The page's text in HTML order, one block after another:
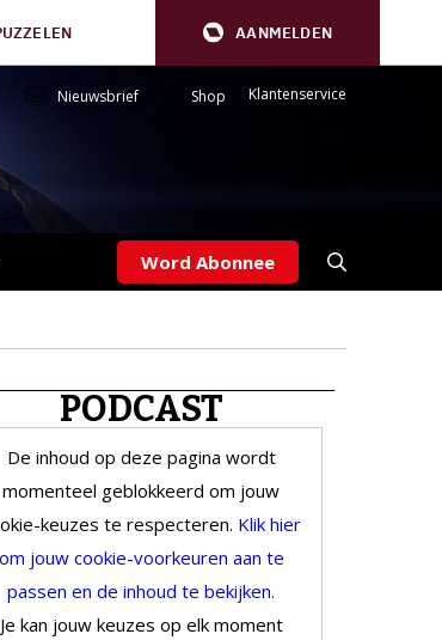
AANMELDEN
Nieuwsbrief Shop Klantenservice
Word Abonnee
PODCAST
De inhoud op deze pagina wordt
momenteel geblokkeerd om jouw
keuzes te respecteren. Klik hier
om jouw cookie-voorkeuren aan te
passen en de inhoud te bekijken.
Je kan jouw keuzes op elk moment